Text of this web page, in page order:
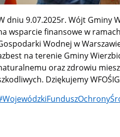
dniu 9.07.2025r. Wójt Gminy
wsparcie finansowe w
Wodnej w
na terenie Gminy
oraz zdrowiu
Dziękujemy